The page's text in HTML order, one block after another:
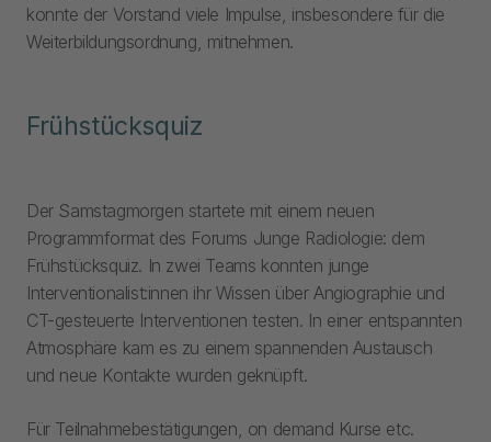
konnte der Vorstand viele Impulse, insbesondere für die
Weiterbildungsordnung, mitnehmen.
Frühstücksquiz
Der Samstagmorgen startete mit einem neuen
Programmformat des Forums Junge Radiologie: dem
Frühstücksquiz. In zwei Teams konnten junge
Interventionalist:innen ihr Wissen über Angiographie und
CT-gesteuerte Interventionen testen. In einer entspannten
Atmosphäre kam es zu einem spannenden Austausch
und neue Kontakte wurden geknüpft.
Für Teilnahmebestätigungen, on demand Kurse etc.